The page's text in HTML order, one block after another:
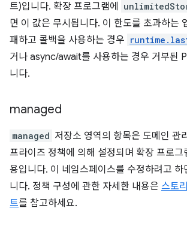
트)입니다. 확장 프로그램에
면 이 값은 무시됩니다. 이 한도를 초과하는
패하고 콜백을 사용하는 경우
거나 async/await를 사용하는 경우 거부된
니다.
managed
managed 저장소 영역의 항목은 도메인 관
프라이즈 정책에 의해 설정되며 확장 프로그
용입니다. 이 네임스페이스를 수정하려고 하
니다. 정책 구성에 관한 자세한 내용은 스토
트를 참고하세요.